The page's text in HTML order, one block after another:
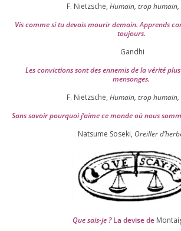
F. Nietzsche, Humain, trop humain,
Vis comme si tu devais mou­rir demain. Apprends
toujours.
Gandhi
Les convic­tions sont des enne­mis de la véri­té
mensonges.
F. Nietzsche, Humain, trop humain,
Sans savoir pour­quoi j’aime ce monde où nous
Natsume Soseki, Oreiller
Que sais-je ?La devise de